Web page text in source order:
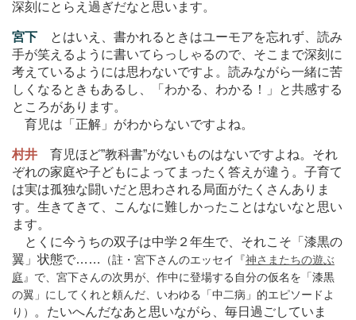
深刻にとらえ過ぎだなと思います。
宮下
とはいえ、書かれるときはユーモアを忘れず、読み
手が笑えるように書いてらっしゃるので、そこまで深刻に
考えているようには思わないですよ。読みながら一緒に苦
しくなるときもあるし、「わかる、わかる！」と共感する
ところがあります。
育児は「正解」がわからないですよね。
村井
育児ほど”教科書”がないものはないですよね。それ
ぞれの家庭や子どもによってまったく答えが違う。子育て
は実は孤独な闘いだと思わされる局面がたくさんありま
す。生きてきて、こんなに難しかったことはないなと思い
ます。
とくに今うちの双子は中学２年生で、それこそ「漆黒の
翼」状態で… … （註・宮下さんのエッセイ『神さまたちの遊ぶ
庭 』で、宮下さんの次男が、作中に登場する自分の仮名を「漆黒
の翼」にしてくれと頼んだ、いわゆる「中二病」的エピソードよ
り）
。たいへんだなあと思いながら、毎日過ごしていま